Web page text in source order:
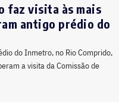
faz visita às mais
antigo prédio do
do Inmetro, no Rio Comprido,
a visita da Comissão de